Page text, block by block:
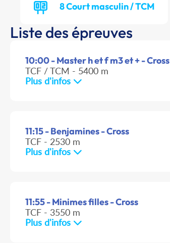
8 Court masculin / TCM
Liste des épreuves
10:00 - Master h et f m3 et + - Cross
TCF / TCM - 5400 m
Plus d'infos
11:15 - Benjamines - Cross
TCF - 2530 m
Plus d'infos
11:55 - Minimes filles - Cross
TCF - 3550 m
Plus d'infos